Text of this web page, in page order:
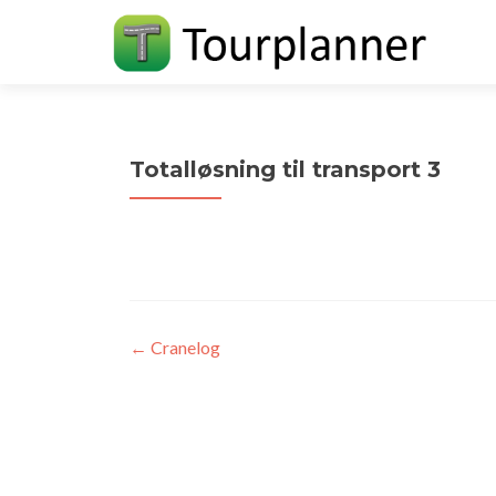
Totalløsning til transport 3
Indlægsnavigation
← Cranelog